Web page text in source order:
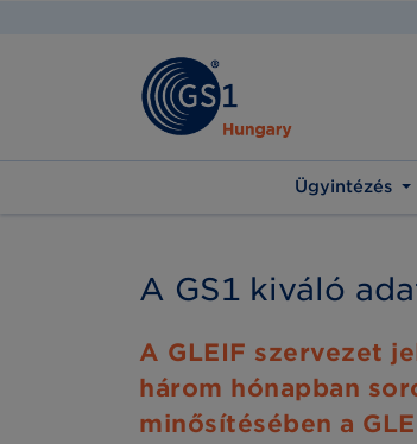
Ügyintézés
A GS1 kiváló
A GLEIF szervezet
három hónapban
minősítésében a